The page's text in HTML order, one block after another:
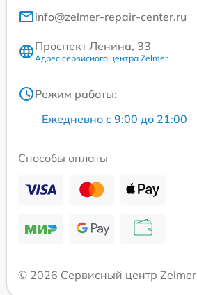
info@zelmer-repair-center.ru
Проспект Ленина, 33
Адрес сервисного центра Zelmer
Режим работы:
Ежедневно с 9:00 до 21:00
Способы оплаты
© 2026 Сервисный центр Zelmer